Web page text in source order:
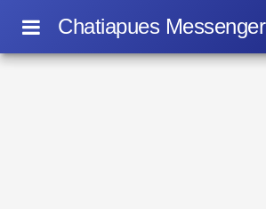
Chatiapues Messenger